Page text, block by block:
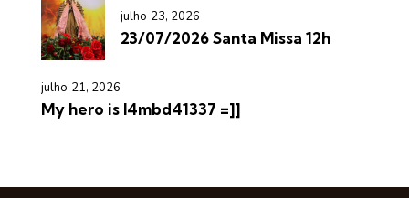
julho 23, 2026
23/07/2026 Santa Missa 12h
julho 21, 2026
My hero is l4mbd41337 =]]